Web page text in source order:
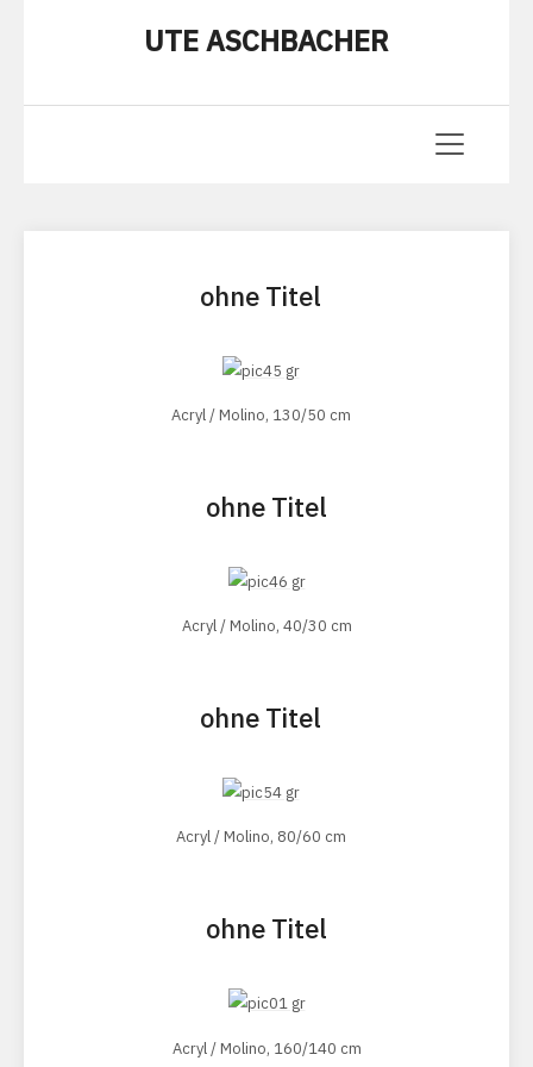
UTE ASCHBACHER
ohne Titel
Acryl / Molino, 130/50 cm
ohne Titel
Acryl / Molino, 40/30 cm
ohne Titel
Acryl / Molino, 80/60 cm
ohne Titel
Acryl / Molino, 160/140 cm